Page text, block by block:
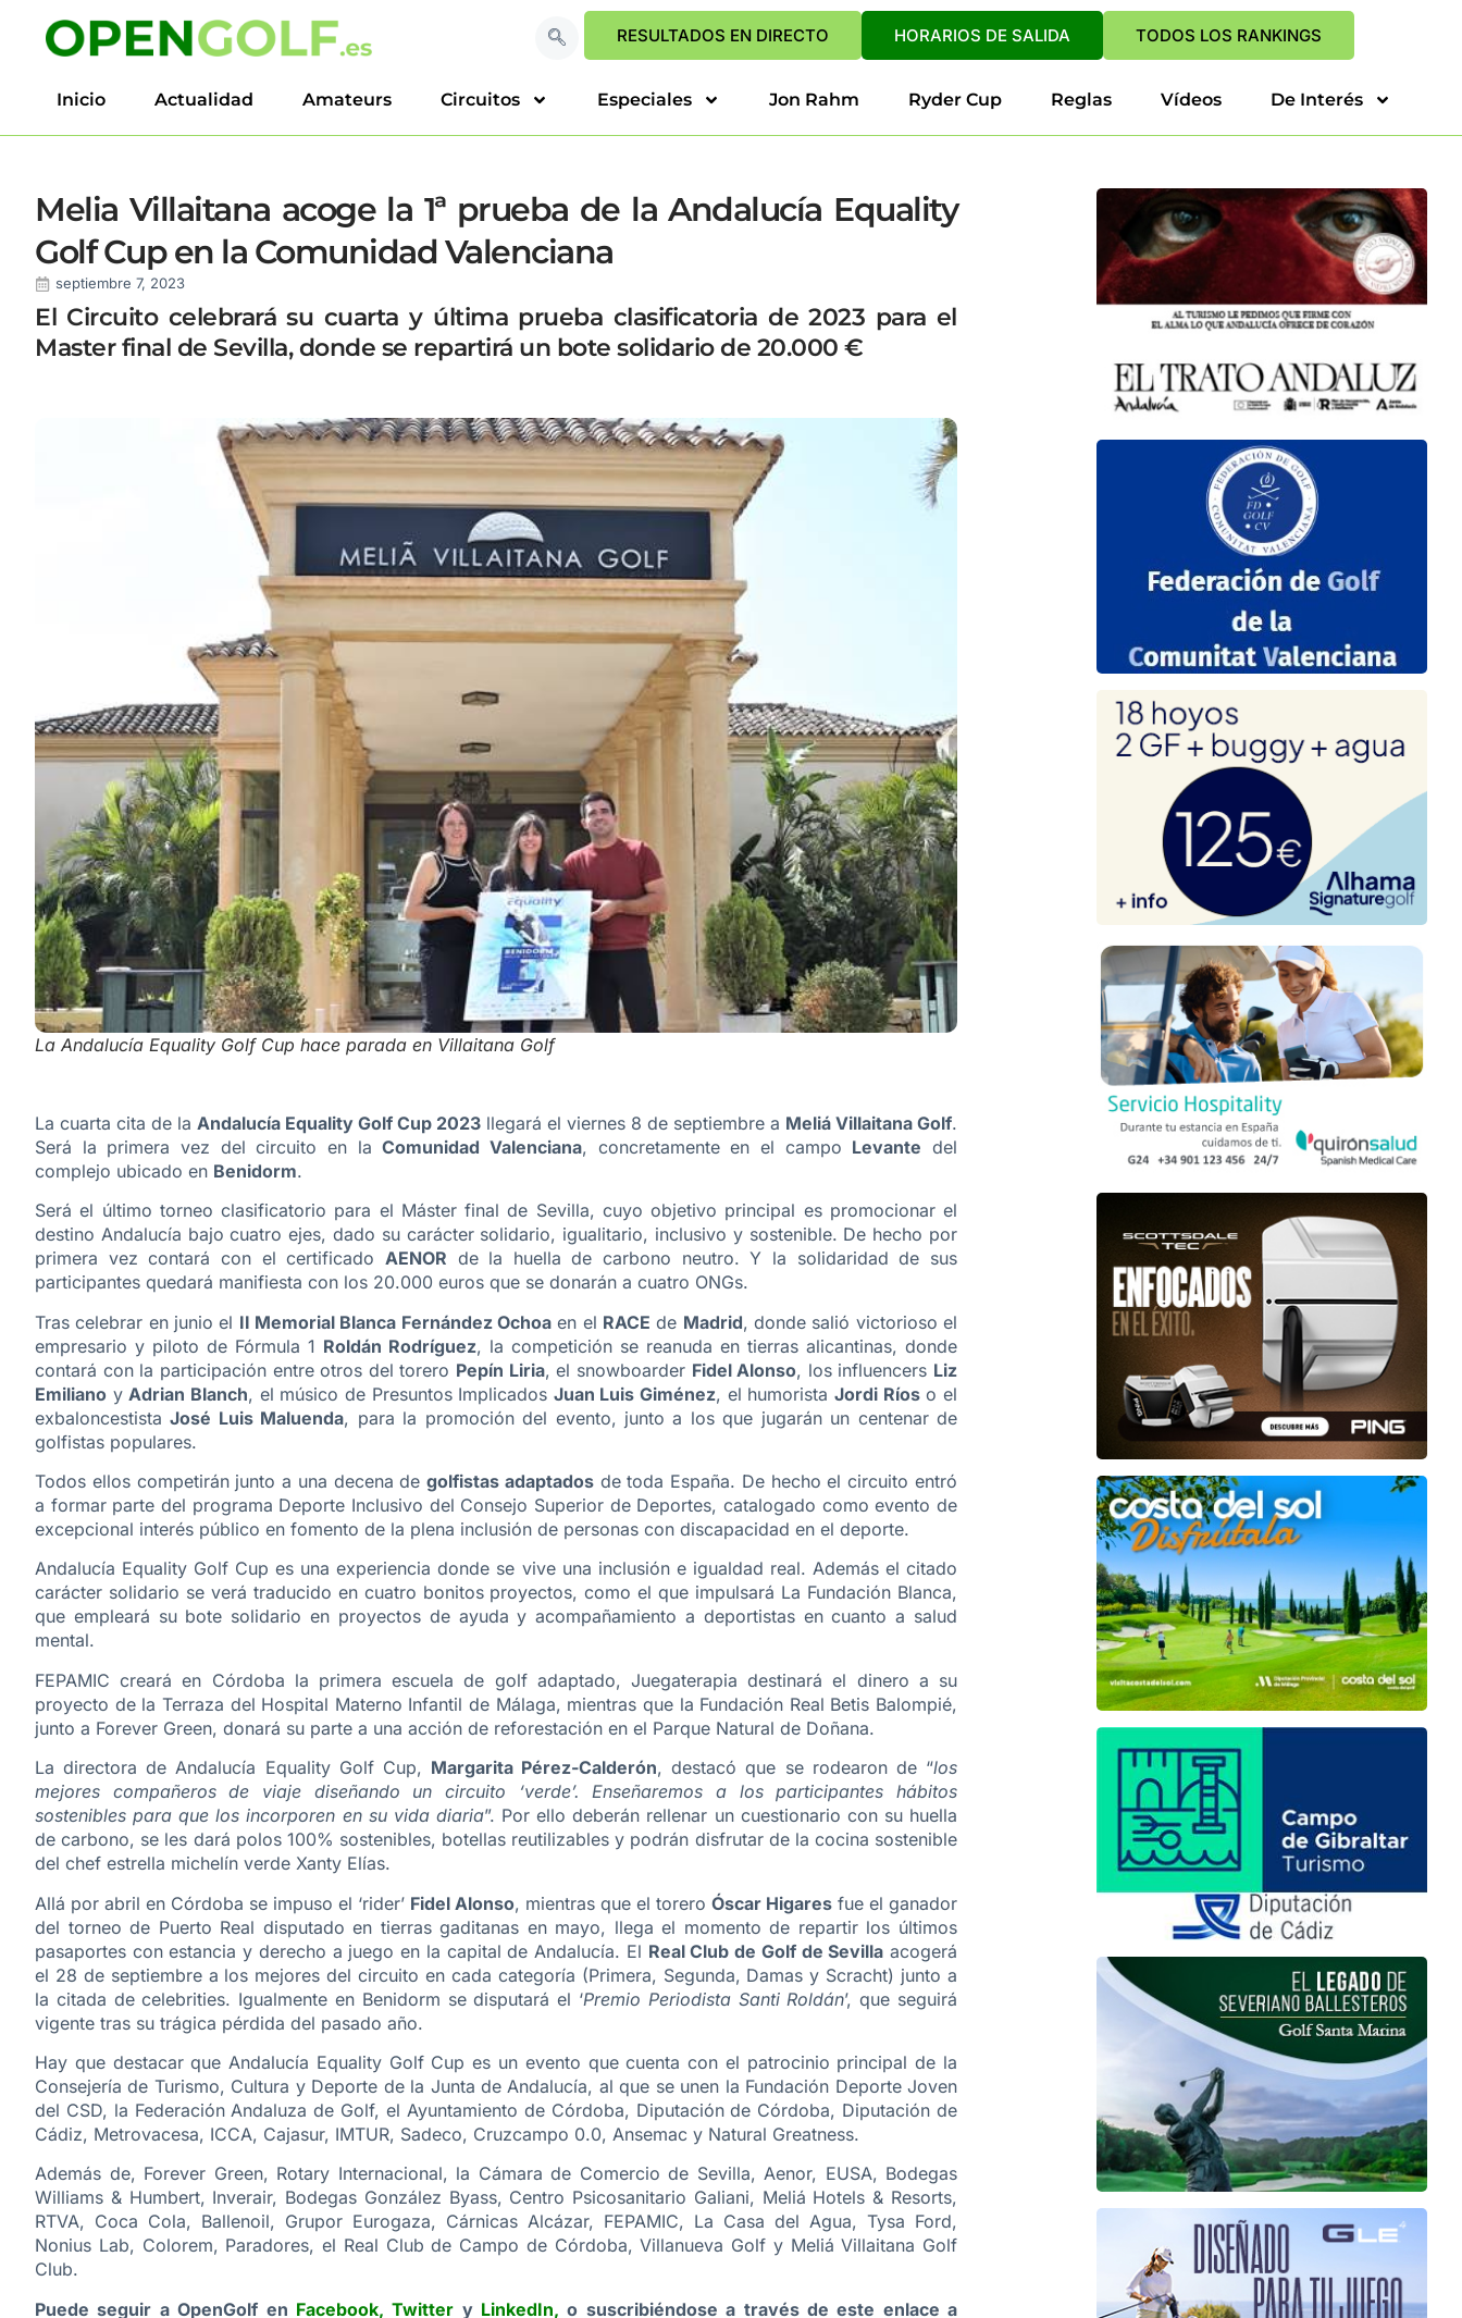
RESULTADOS EN DIRECTO HORARIOS DE SALIDA TODOS LOS RANKINGS
Inicio Actualidad Amateurs Circuitos Especiales Jon Rahm Ryder Cup Reglas Vídeos De Interés
Melia Villaitana acoge la 1ª prueba de la Andalucía Equality
Golf Cup en la Comunidad Valenciana
septiembre 7, 2023
El Circuito celebrará su cuarta y última prueba clasificatoria de 2023 para el
Master final de Sevilla, donde se repartirá un bote solidario de 20.000 €
La Andalucía Equality Golf Cup hace parada en Villaitana Golf
La cuarta cita de la Andalucía Equality Golf Cup 2023 llegará el viernes 8 de septiembre a Meliá Villaitana Golf.
Será la primera vez del circuito en laComunidad Valenciana, concretamente en el campo Levante del
complejo ubicado en Benidorm.
Será el último torneo clasificatorio para el Máster final de Sevilla, cuyo objetivo principal es promocionar el
destino Andalucía bajo cuatro ejes, dado su carácter solidario, igualitario, inclusivo y sostenible. De hecho por
primera vez contará con el certificado AENOR de la huella de carbono neutro. Y la solidaridad de sus
participantes quedará manifiesta con los 20.000 euros que se donarán a cuatro ONGs.
Tras celebrar en junio el II Memorial Blanca Fernández Ochoa en el RACE de Madrid, donde salió victorioso el
empresario y piloto de Fórmula 1 Roldán Rodríguez, la competición se reanuda en tierras alicantinas, donde
contará con la participación entre otros del torero Pepín Liria, el snowboarder Fidel Alonso, los influencers Liz
Emiliano y Adrian Blanch, el músico de Presuntos Implicados Juan Luis Giménez, el humoristaJordi Ríoso el
exbaloncestistaJosé Luis Maluenda, para la promoción del evento, junto a los que jugarán un centenar de
golfistas populares.
Todos ellos competirán junto a una decena degolfistas adaptadosde toda España. De hecho el circuito entró
a formar parte del programa Deporte Inclusivo del Consejo Superior de Deportes, catalogado como evento de
excepcional interés público en fomento de la plena inclusión de personas con discapacidad en el deporte.
Andalucía Equality Golf Cup es una experiencia donde se vive una inclusión e igualdad real. Además el citado
carácter solidario se verá traducido en cuatro bonitos proyectos, como el que impulsará La Fundación Blanca,
que empleará su bote solidario en proyectos de ayuda y acompañamiento a deportistas en cuanto a salud
mental.
FEPAMIC creará en Córdoba la primera escuela de golf adaptado, Juegaterapia destinará el dinero a su
proyecto de la Terraza del Hospital Materno Infantil de Málaga, mientras que la Fundación Real Betis Balompié,
junto a Forever Green, donará su parte a una acción de reforestación en el Parque Natural de Doñana.
La directora de Andalucía Equality Golf Cup, Margarita Pérez-Calderón, destacó que se rodearon de “los
mejores compañeros de viaje diseñando un circuito ‘verde’. Enseñaremos a los participantes hábitos
sostenibles para que los incorporen en su vida diaria”. Por ello deberán rellenar un cuestionario con su huella
de carbono, se les dará polos 100% sostenibles, botellas reutilizables y podrán disfrutar de la cocina sostenible
del chef estrella michelín verde Xanty Elías.
Allá por abril en Córdoba se impuso el ‘rider’ Fidel Alonso, mientras que el torero Óscar Higares fue el ganador
del torneo de Puerto Real disputado en tierras gaditanas en mayo, llega el momento de repartir los últimos
pasaportes con estancia y derecho a juego en la capital de Andalucía. El Real Club de Golf de Sevilla acogerá
el 28 de septiembre a los mejores del circuito en cada categoría (Primera, Segunda, Damas y Scracht) junto a
la citada de celebrities. Igualmente en Benidorm se disputará el ‘Premio Periodista Santi Roldán’, que seguirá
vigente tras su trágica pérdida del pasado año.
Hay que destacar que Andalucía Equality Golf Cup es un evento que cuenta con el patrocinio principal de la
Consejería de Turismo, Cultura y Deporte de la Junta de Andalucía, al que se unen la Fundación Deporte Joven
del CSD, la Federación Andaluza de Golf, el Ayuntamiento de Córdoba, Diputación de Córdoba, Diputación de
Cádiz, Metrovacesa, ICCA, Cajasur, IMTUR, Sadeco, Cruzcampo 0.0, Ansemac y Natural Greatness.
Además de, Forever Green, Rotary Internacional, la Cámara de Comercio de Sevilla, Aenor, EUSA, Bodegas
Williams & Humbert, Inverair, Bodegas González Byass, Centro Psicosanitario Galiani, Meliá Hotels & Resorts,
RTVA, Coca Cola, Ballenoil, Grupor Eurogaza, Cárnicas Alcázar, FEPAMIC, La Casa del Agua, Tysa Ford,
Nonius Lab, Colorem, Paradores, el Real Club de Campo de Córdoba, Villanueva Golf y Meliá Villaitana Golf
Club.
Puede seguir a OpenGolf en Facebook, Twitter y LinkedIn, o suscribiéndose a través de este enlace a